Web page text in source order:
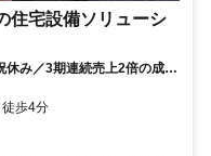
住宅設備ソリューシ
み／3期連続売上2倍の成長
徒歩4分